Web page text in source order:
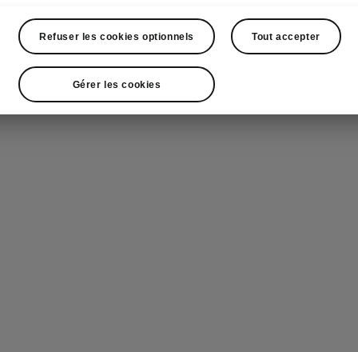
le virage de
Refuser les cookies optionnels Tout accepter
Gérer les cookies